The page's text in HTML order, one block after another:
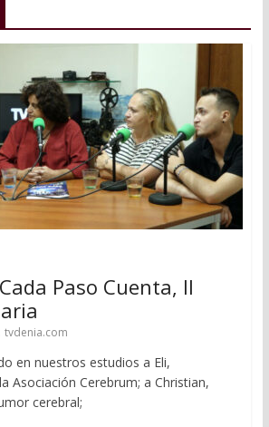
Paso Cuenta, II
tvdenia.com
en nuestros estudios a Eli,
Asociación Cerebrum; a Christian,
cerebral;